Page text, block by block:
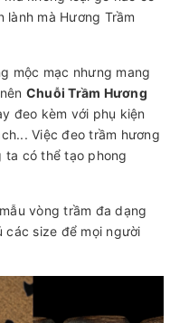
mà Hương Trầm
mộc mạc nhưng mang
Chuỗi Trầm Hương
đeo kèm với phụ kiện
Việc đeo trầm hương
ta có thể tạo phong
vòng trầm đa dạng
các size để mọi người